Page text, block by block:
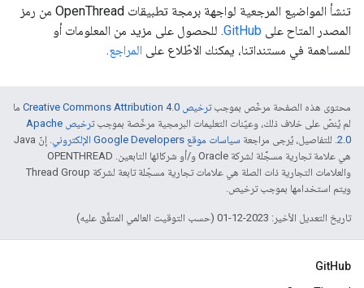
تنشأ المواضيع المرجعية لواجهة برمجة تطبيقات OpenThread من رمز
المصدر المتاح على GitHub. للحصول على مزيد من المعلومات أو
للمساهمة في مستنداتنا، يمكنك الاطّلاع على المراجع.
محتوى هذه الصفحة مرخّص بموجبترخيص Creative Commons Attribution 4.0‏
ما
لم يُنصّ على خلاف ذلك، وعيّنات التعليمات البرمجية مرخّصة بموجب
ترخيص Apache
2.0‏. للتفاصيل، يُرجى مراجعة سياسات موقع Google Developers الإلكتروني
. إنّ Java
هي علامة تجارية مسجَّلة لشركة Oracle و/أو شركائها التابعين. ‫OPENTHREAD
والعلامات التجارية ذات الصلة هي علامات تجارية مسجّلة تابعة لشركة Thread Group
ويتم استخدامها بموجب ترخيص.
تاريخ التعديل الأخير: 2023-12-01 (حسب التوقيت العالمي المتفَّق عليه)
GitHub